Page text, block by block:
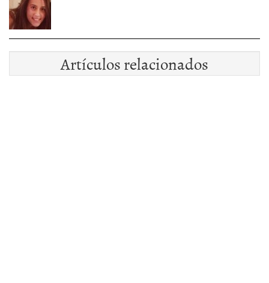
Artículos relacionados